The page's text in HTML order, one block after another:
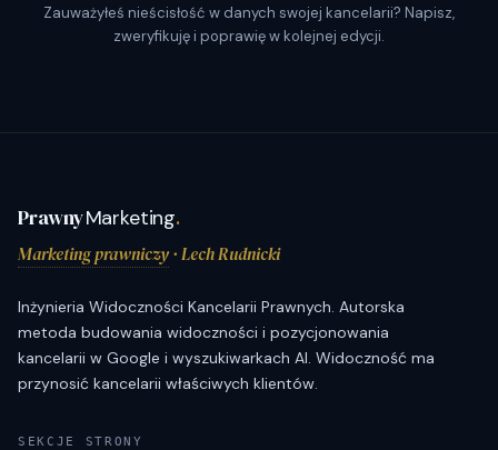
Zauważyłeś nieścisłość w danych swojej kancelarii? Napisz,
zweryfikuję i poprawię w kolejnej edycji.
PrawnyMarketing.
Marketing prawniczy· Lech Rudnicki
Inżynieria Widoczności Kancelarii Prawnych. Autorska
metoda budowania widoczności i pozycjonowania
kancelarii w Google i wyszukiwarkach AI. Widoczność ma
przynosić kancelarii właściwych klientów.
SEKCJE STRONY